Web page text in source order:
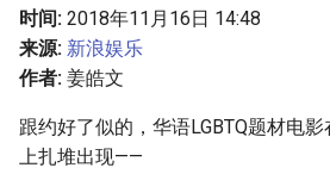
e
a
r
c
时间: 2018年11月16日 14:48
来源: 新浪娱乐
作者: 姜皓文
跟约好了似的，华语LGBTQ题材电
上扎堆出现——